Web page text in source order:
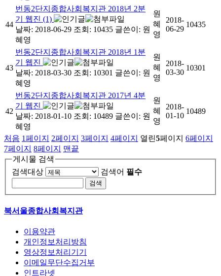
44
번동2단지종합사회복지관 2018년 2분
기 웹진 (1)
날짜: 2018-06-29 조회: 10435 글쓴이: 원
혜영
원
혜
영
2018-
06-29
10435
43
번동2단지종합사회복지관 2018년 1분
기 웹진
날짜: 2018-03-30 조회: 10301 글쓴이: 원
혜영
원
혜
영
2018-
03-30
10301
42
번동2단지종합사회복지관 2017년 4분
기 웹진
날짜: 2018-01-10 조회: 10489 글쓴이: 원
혜영
원
혜
영
2018-
01-10
10489
처음 1페이지 2페이지 3페이지 4페이지 열린5페이지 6페이지
7페이지 8페이지
맨끝
게시물 검색
검색대상
검색어 필수
북서울종합사회복지관
이용약관
개인정보처리방침
영상정보처리기기
이메일무단수집거부
인트라넷